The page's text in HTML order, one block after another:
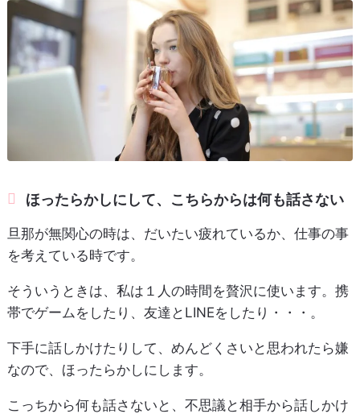
ほったらかしにして、こちらからは何も話さない
旦那が無関心の時は、だいたい疲れているか、仕事の事
を考えている時です。
そういうときは、私は１人の時間を贅沢に使います。携
帯でゲームをしたり、友達とLINEをしたり・・・。
下手に話しかけたりして、めんどくさいと思われたら嫌
なので、ほったらかしにします。
こっちから何も話さないと、不思議と相手から話しかけ